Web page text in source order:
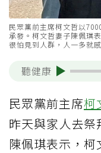
民眾黨前主席柯文哲以
承發。柯文哲妻子陳佩琪
很怕見到人群，人一多就
聽健康
民眾黨前主席柯
昨天與家人去
陳佩琪表示，